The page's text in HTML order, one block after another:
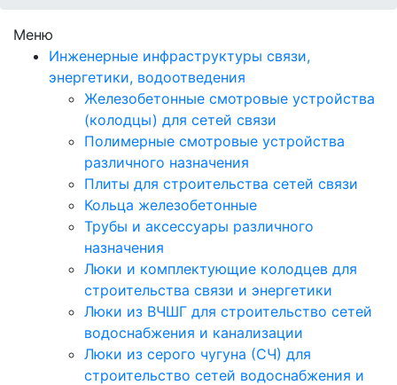
Меню
Инженерные инфраструктуры связи,
энергетики, водоотведения
Железобетонные смотровые устройства
(колодцы) для сетей связи
Полимерные смотровые устройства
различного назначения
Плиты для строительства сетей связи
Кольца железобетонные
Трубы и аксессуары различного
назначения
Люки и комплектующие колодцев для
строительства связи и энергетики
Люки из ВЧШГ для строительство сетей
водоснабжения и канализации
Люки из серого чугуна (СЧ) для
строительство сетей водоснабжения и